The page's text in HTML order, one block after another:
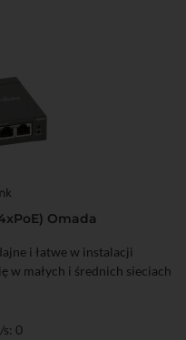
Omada
i łatwe w instalacji
w małych i średnich sieciach
0